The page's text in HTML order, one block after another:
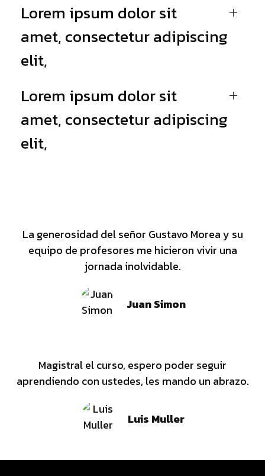
Lorem ipsum dolor sit
amet, consectetur adipiscing
elit,
Lorem ipsum dolor sit
amet, consectetur adipiscing
elit,
La generosidad del señor Gustavo Morea y su
equipo de profesores me hicieron vivir una
jornada inolvidable.
Juan Simon
Magistral el curso, espero poder seguir
aprendiendo con ustedes, les mando un abrazo.
Luis Muller